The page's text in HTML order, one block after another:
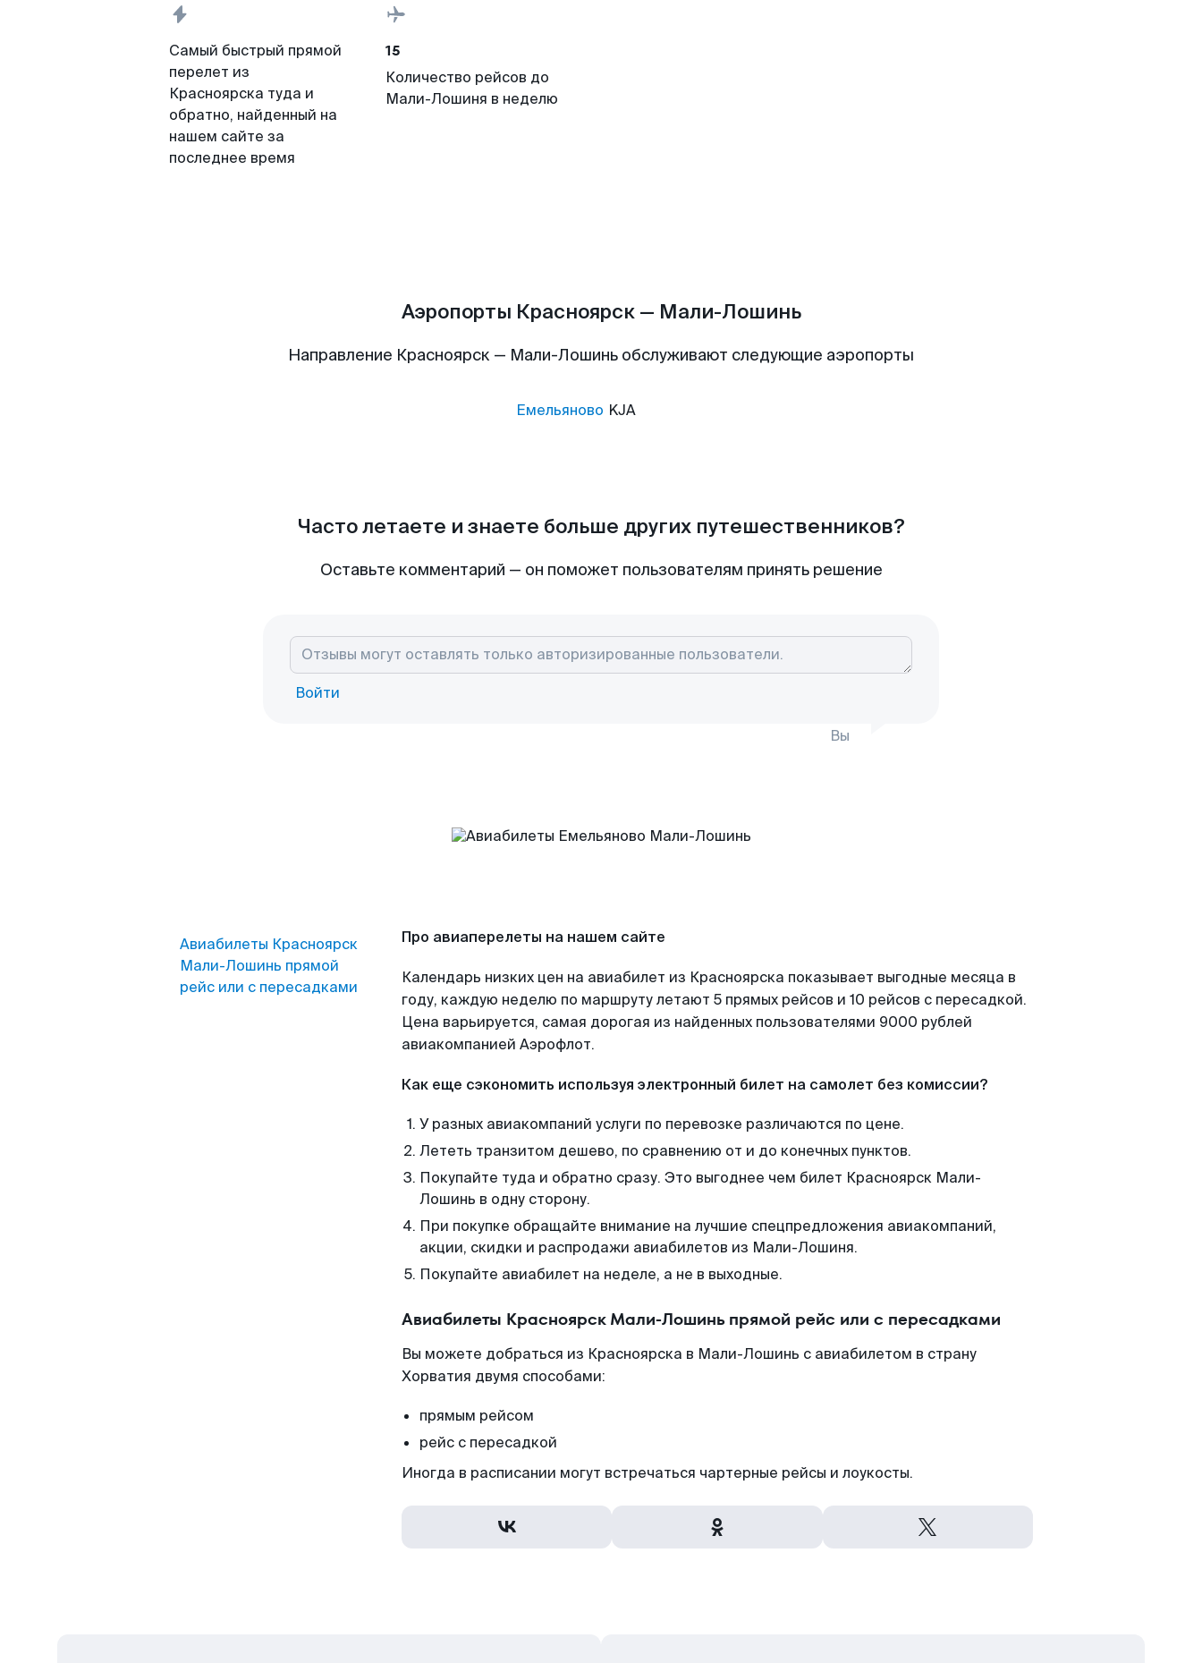
Самый быстрый прямой
перелет из
Красноярска туда и
обратно, найденный на
нашем сайте за
последнее время
15
Количество рейсов до
Мали-Лошиня в неделю
Аэропорты Красноярск — Мали-Лошинь
Направление Красноярск — Мали-Лошинь обслуживают следующие аэропорты
Емельяново KJA
Часто летаете и знаете больше других путешественников?
Оставьте комментарий — он поможет пользователям принять решение
Войти
Вы
Авиабилеты Красноярск
Мали-Лошинь прямой
рейс или с пересадками
Про авиаперелеты на нашем сайте
Календарь низких цен на авиабилет из Красноярска показывает выгодные месяца в
году, каждую неделю по маршруту летают 5 прямых рейсов и 10 рейсов с пересадкой.
Цена варьируется, самая дорогая из найденных пользователями 9000 рублей
авиакомпанией Аэрофлот.
Как еще сэкономить используя электронный билет на самолет без комиссии?
У разных авиакомпаний услуги по перевозке различаются по цене.
Лететь транзитом дешево, по сравнению от и до конечных пунктов.
Покупайте туда и обратно сразу. Это выгоднее чем билет Красноярск Мали-
Лошинь в одну сторону.
При покупке обращайте внимание на лучшие спецпредложения авиакомпаний,
акции, скидки и распродажи авиабилетов из Мали-Лошиня.
Покупайте авиабилет на неделе, а не в выходные.
Авиабилеты Красноярск Мали-Лошинь прямой рейс или с пересадками
Вы можете добраться из Красноярска в Мали-Лошинь с авиабилетом в страну
Хорватия двумя способами:
прямым рейсом
рейс с пересадкой
Иногда в расписании могут встречаться чартерные рейсы и лоукосты.